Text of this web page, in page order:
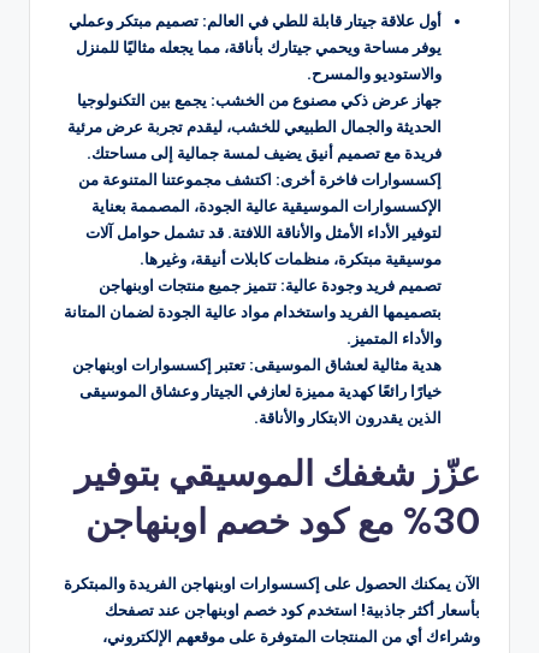
أول علاقة جيتار قابلة للطي في العالم: تصميم مبتكر وعملي
يوفر مساحة ويحمي جيتارك بأناقة، مما يجعله مثاليًا للمنزل
والاستوديو والمسرح.
جهاز عرض ذكي مصنوع من الخشب: يجمع بين التكنولوجيا
الحديثة والجمال الطبيعي للخشب، ليقدم تجربة عرض مرئية
فريدة مع تصميم أنيق يضيف لمسة جمالية إلى مساحتك.
إكسسوارات فاخرة أخرى: اكتشف مجموعتنا المتنوعة من
الإكسسوارات الموسيقية عالية الجودة، المصممة بعناية
لتوفير الأداء الأمثل والأناقة اللافتة. قد تشمل حوامل آلات
موسيقية مبتكرة، منظمات كابلات أنيقة، وغيرها.
تصميم فريد وجودة عالية: تتميز جميع منتجات اوبنهاجن
بتصميمها الفريد واستخدام مواد عالية الجودة لضمان المتانة
والأداء المتميز.
هدية مثالية لعشاق الموسيقى: تعتبر إكسسوارات اوبنهاجن
خيارًا رائعًا كهدية مميزة لعازفي الجيتار وعشاق الموسيقى
الذين يقدرون الابتكار والأناقة.
عزّز شغفك الموسيقي بتوفير
30% مع كود خصم اوبنهاجن
الآن يمكنك الحصول على إكسسوارات اوبنهاجن الفريدة والمبتكرة
بأسعار أكثر جاذبية! استخدم كود خصم اوبنهاجن عند تصفحك
وشراءك أي من المنتجات المتوفرة على موقعهم الإلكتروني،